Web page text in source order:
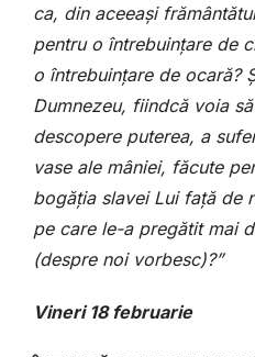
ca, din aceeași
pentru o întrebuințare de
o întrebuințare de ocară?
Dumnezeu, fiindcă voia
descopere puterea, a
vase ale mâniei, făcute
bogăția slavei Lui față de
pe care le-a pregătit mai
(despre noi vorbesc)?”
Vineri 18 februarie